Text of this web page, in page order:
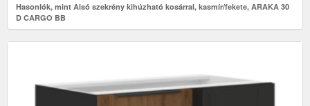
Hasonlók, mint Alsó szekrény kihúzható kosárral, kasmír/fekete, ARAKA 30
D CARGO BB